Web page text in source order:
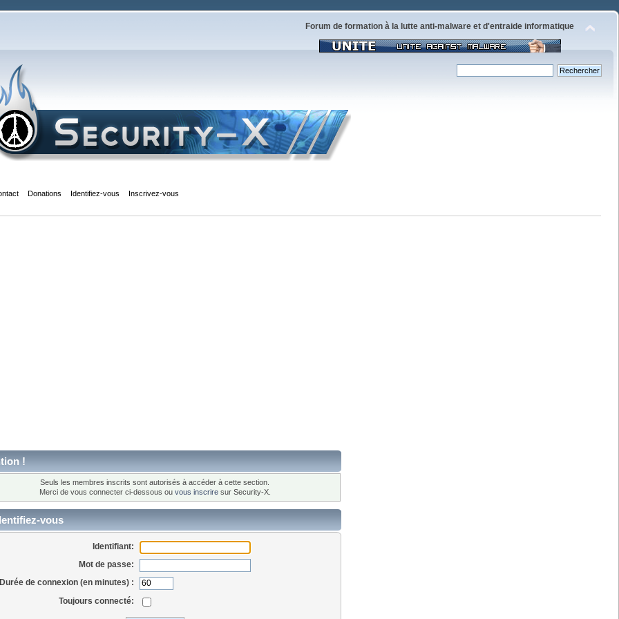
Forum de formation à la lutte anti-malware et d'entraide informatique
Donations Identifiez-vous Inscrivez-vous
!
Seuls les membres inscrits sont autorisés à accéder à cette section.
Merci de vous connecter ci-dessous ou vous inscriresur Security-X.
vous
Identifiant:
Mot de passe:
Durée de connexion (en minutes) :
Toujours connecté: